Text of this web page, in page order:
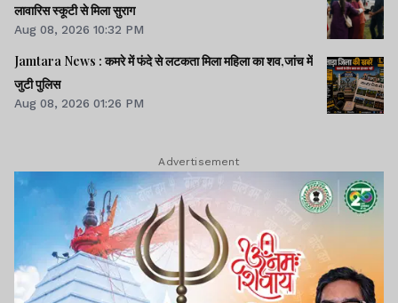
रिम्स लैंड स्कैम : आरोपी
प्रमोद की अग्रिम बेल पर
ACB का आया जवाब,
अगली सुनवाई 18 को
Lagatar Media की यह खबर आपको कैसी लगी.
नीचे दिए गए कमेंट बॉक्स में अपनी राय साझा करें
लावारिस स्कूटी से मिला सुराग
Aug 08, 2026 10:32 PM
Jamtara News : कमरे में फंदे से लटकता मिला महिला का शव,जांच में
जुटी पुलिस
Aug 08, 2026 01:26 PM
Advertisement